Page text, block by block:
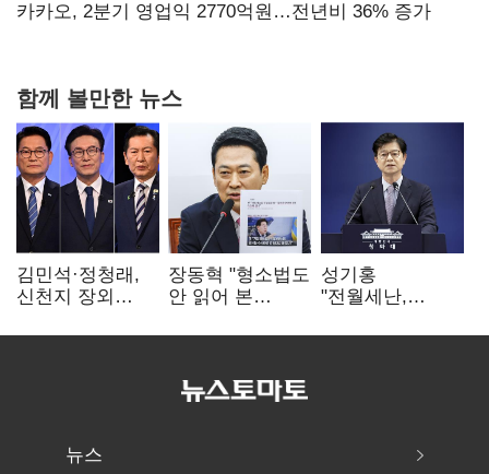
만에 다시 40%대
카카오, 2분기 영업익 2770억원…전년비 36% 증가
함께 볼만한 뉴스
김민석·정청래,
신천지 장외
"호남 계몽 규탄"
장동혁 "형소법도
안 읽어 본
속도로 무너질
성기홍
"전월세난,
공급 문제"…닥공
뉴스